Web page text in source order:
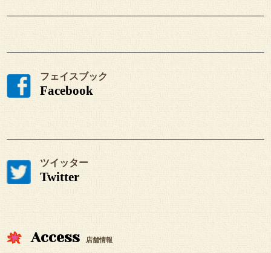
フェイスブック
Facebook
ツイッター
Twitter
Access 店舗情報